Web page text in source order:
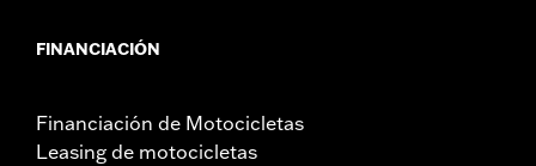
FINANCIACIÓN
Financiación de Motocicletas
Leasing de motocicletas